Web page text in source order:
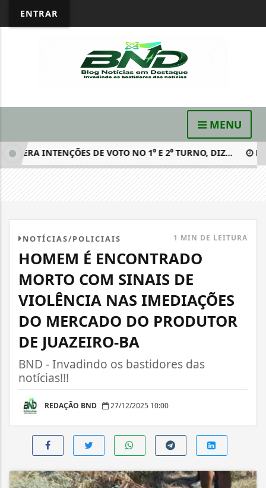
ENTRAR
MENU
INTENÇÕES DE VOTO NO 1⁰ E 2⁰ TURNO, DIZ...
NOTÍCIAS/POLICIAIS 1 MIN DE LEITURA
HOMEM É ENCONTRADO
MORTO COM SINAIS DE
VIOLÊNCIA NAS IMEDIAÇÕES
DO MERCADO DO PRODUTOR
DE JUAZEIRO-BA
BND - Invadindo os bastidores das
notícias!!!
REDAÇÃO BND 27/12/2025 10:00